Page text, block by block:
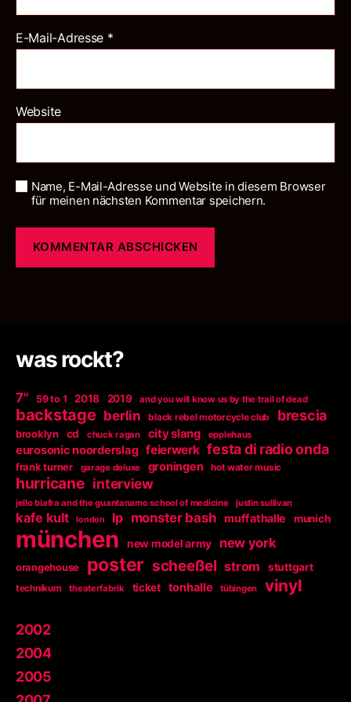
E-Mail-Adresse *
Website
Name, E-Mail-Adresse und Website in diesem Browser
für meinen nächsten Kommentar speichern.
was rockt?
7" 59 to 1 2018 2019 and you will know us by the trail of dead
backstage berlin black rebel motorcycle club brescia
brooklyn cd chuck ragan city slang epplehaus
eurosonic noorderslag feierwerk festa di radio onda
frank turner garage deluxe groningen hot water music
hurricane interview
jello biafra and the guantanamo school of medicine justin sullivan
kafe kult london lp monster bash muffathalle munich
münchen new model army new york
orangehouse poster scheeßel strom stuttgart
technikum theaterfabrik ticket tonhalle tübingen vinyl
2002
2004
2005